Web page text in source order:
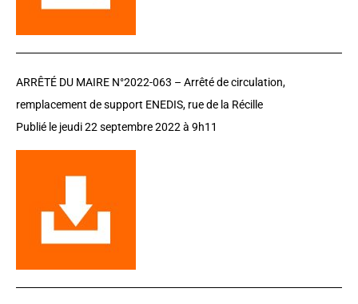
ARRÊTÉ DU MAIRE N°2022-063 – Arrêté de circulation,
remplacement de support ENEDIS, rue de la Récille
Publié le jeudi 22 septembre 2022 à 9h11